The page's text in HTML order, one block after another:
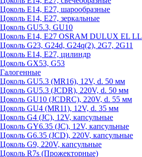
Цоколь Е14, Е27, шарообразные
Цоколь Е14, Е27, зеркальные
Цоколь GU5.3, GU10
Цоколь Е14, Е27 OSRAM DULUX EL LL
Цоколь G23, G24d, G24q(2), 2G7, 2G11
Цоколь Е14, Е27, цилиндр
Цоколь GX53, G53
Галогенные
Цоколь GU5.3 (MR16), 12V, d. 50 мм
Цоколь GU5.3 (JCDR), 220V, d. 50 мм
Цоколь GU10 (JCDRC), 220V, d. 55 мм
Цоколь GU4 (MR11), 12V, d. 35 мм
Цоколь G4 (JC), 12V, капсульные
Цоколь GY6.35 (JC), 12V, капсульные
Цоколь G6.35 (JCD), 220V, капсульные
Цоколь G9, 220V, капсульные
Цоколь R7s (Прожекторные)